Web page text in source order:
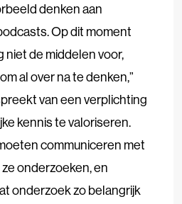
denken aan
Op dit moment
niet de middelen voor,
al over na te denken,”
van een verplichting
kennis te valoriseren.
communiceren met
onderzoeken, en
onderzoek zo belangrijk